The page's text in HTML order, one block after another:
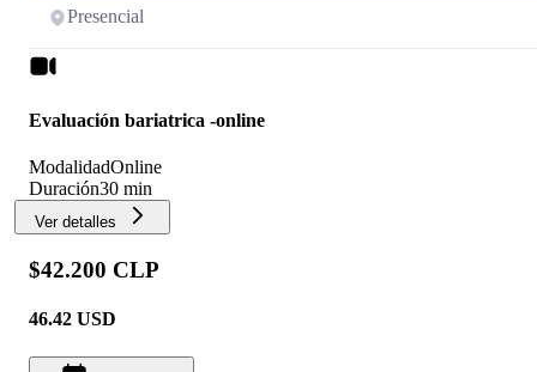
Presencial
Evaluación bariatrica -online
ModalidadOnline
Duración30 min
Ver detalles
$42.200 CLP
46.42 USD